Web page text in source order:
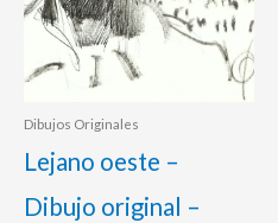
Dibujos Originales
Lejano oeste –
Dibujo original –